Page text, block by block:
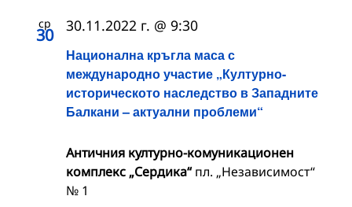
ср
30
Национална кръгла маса с
международно участие „Културно-
историческото наследство в Западните
Балкани – актуални проблеми“
30.11.2022 г. @ 9:30
Античния културно-комуникационен
комплекс „Сердика“пл. „Независимост“
№ 1